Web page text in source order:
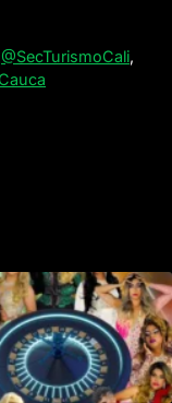
@SecTurismoCali,